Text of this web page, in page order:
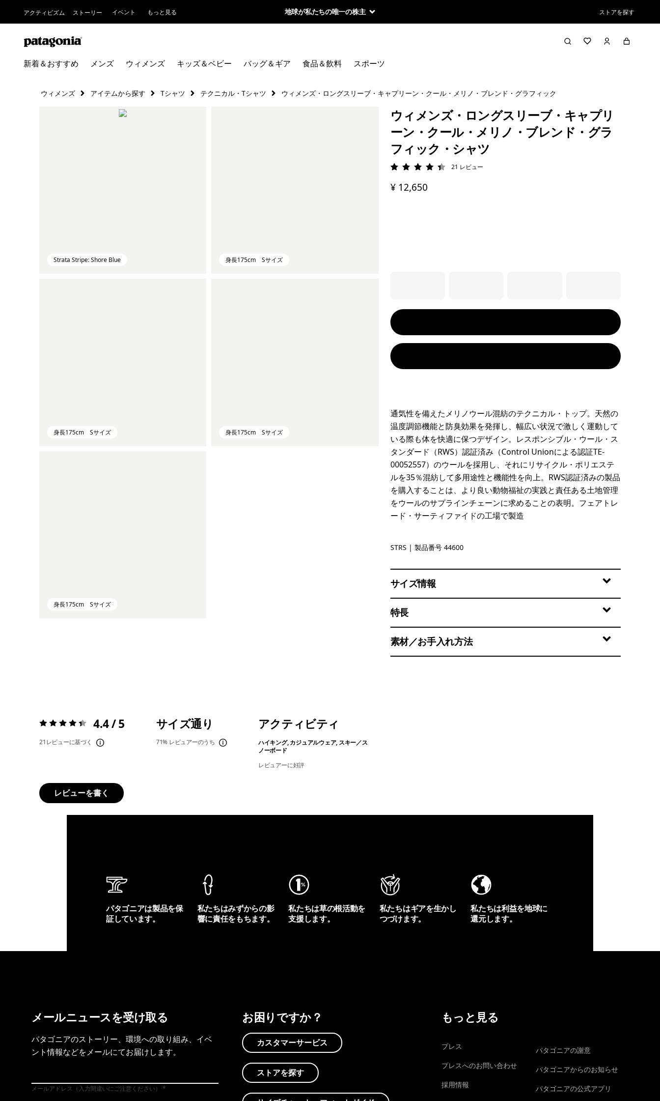
アクティビズム ストーリー イベント もっと見る 地球が私たちの唯一の株主 ストアを探す
新着＆おすすめ メンズ ウィメンズ キッズ＆ベビー バッグ＆ギア 食品＆飲料 スポーツ
ウィメンズ アイテムから探す Tシャツ テクニカル・Tシャツ ウィメンズ・ロングスリーブ・キャプリーン・クール・メリノ・ブレンド・グラフィック・シャツ
Strata Stripe: Shore Blue 身長175cm Sサイズ
身長175cm Sサイズ 身長175cm Sサイズ
身長175cm Sサイズ
ウィメンズ・ロングスリーブ・キャプリ
ーン・クール・メリノ・ブレンド・グラ
フィック・シャツ
評価: 4.4 / 5
21 レビュー
¥ 12,650
通気性を備えたメリノウール混紡のテクニカル・トップ。天然の
温度調節機能と防臭効果を発揮し、幅広い状況で激しく運動して
いる際も体を快適に保つデザイン。レスポンシブル・ウール・ス
タンダード（RWS）認証済み（Control Unionによる認証TE-
00052557）のウールを採用し、それにリサイクル・ポリエステ
ルを35％混紡して多用途性と機能性を向上。RWS認証済みの製品
を購入することは、より良い動物福祉の実践と責任ある土地管理
をウールのサプラインチェーンに求めることの表明。フェアトレ
ード・サーティファイドの工場で製造
Strata Stripe: Shore Blue
STRS | 製品番号 44600
サイズ情報
特長
素材／お手入れ方法
評価:4.4 / 5 4.4 / 5
21レビューに基づく
サイズ通り
71% レビュアーのうち
アクティビティ
ハイキング, カジュアルウェア, スキー／ス
ノーボード
レビュアーに好評
レビューを書く
パタゴニアは製品を保
証しています。
私たちはみずからの影
響に責任をもちます。
私たちは草の根活動を
支援します。
私たちはギアを生かし
つづけます。
私たちは利益を地球に
還元します。
メールニュースを受け取る
パタゴニアのストーリー、環境への取り組み、イベ
ント情報などをメールにてお届けします。
メールアドレス（入力間違いにご注意ください）
お困りですか？
カスタマーサービス
ストアを探す
もっと見る
プレス
プレスへのお問い合わせ
採用情報
パタゴニアの謝意
パタゴニアからのお知らせ
パタゴニアの公式アプリ